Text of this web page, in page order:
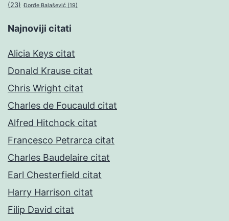
(23) Đorđe Balašević (19)
Najnoviji citati
Alicia Keys citat
Donald Krause citat
Chris Wright citat
Charles de Foucauld citat
Alfred Hitchock citat
Francesco Petrarca citat
Charles Baudelaire citat
Earl Chesterfield citat
Harry Harrison citat
Filip David citat